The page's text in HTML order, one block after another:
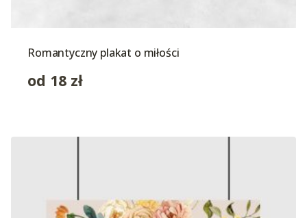
Romantyczny plakat o miłości
od 18 zł